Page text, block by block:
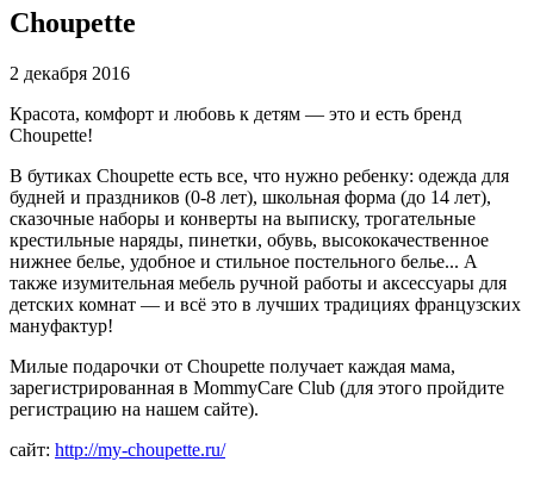
Choupette
2 декабря 2016
Красота, комфорт и любовь к детям — это и есть бренд
Choupette!
В бутиках Choupette есть все, что нужно ребенку: одежда для
будней и праздников (0-8 лет), школьная форма (до 14 лет),
сказочные наборы и конверты на выписку, трогательные
крестильные наряды, пинетки, обувь, высококачественное
нижнее белье, удобное и стильное постельного белье... А
также изумительная мебель ручной работы и аксессуары для
детских комнат — и всё это в лучших традициях французских
мануфактур!
Милые подарочки от Choupette получает каждая мама,
зарегистрированная в MommyCare Club (для этого пройдите
регистрацию на нашем сайте).
сайт: http://my-choupette.ru/